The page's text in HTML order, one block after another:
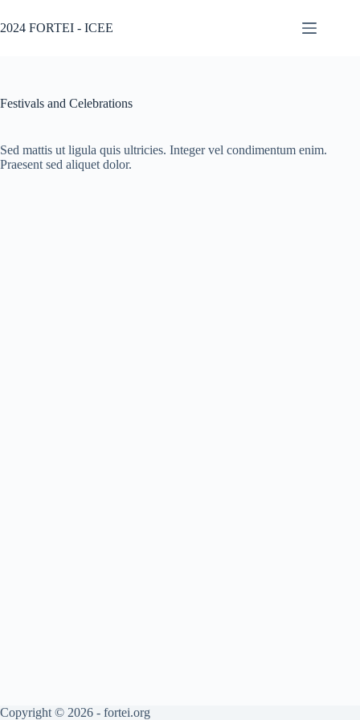
2024 FORTEI - ICEE
Festivals and Celebrations
Sed mattis ut ligula quis ultricies. Integer vel condimentum enim.
Praesent sed aliquet dolor.
Copyright © 2026 - fortei.org